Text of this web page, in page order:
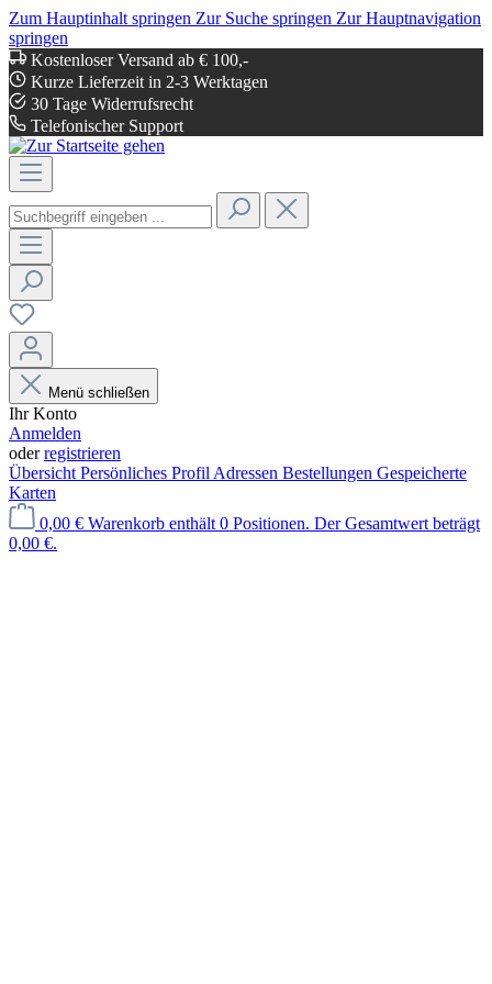
Zum Hauptinhalt springen Zur Suche springen Zur Hauptnavigation
springen
Kostenloser Versand ab € 100,-
Kurze Lieferzeit in 2-3 Werktagen
30 Tage Widerrufsrecht
Telefonischer Support
Menü schließen
Ihr Konto
Anmelden
oderregistrieren
Übersicht Persönliches Profil Adressen Bestellungen Gespeicherte
Karten
0,00 € Warenkorb enthält 0 Positionen. Der Gesamtwert beträgt
0,00 €.